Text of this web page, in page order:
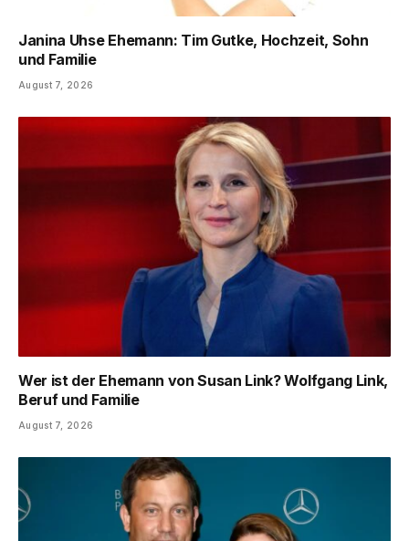
Janina Uhse Ehemann: Tim Gutke, Hochzeit, Sohn
und Familie
August 7, 2026
Wer ist der Ehemann von Susan Link? Wolfgang Link,
Beruf und Familie
August 7, 2026